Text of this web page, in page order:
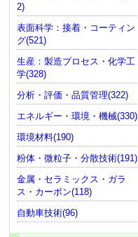
2)
表面科学：接着・コーティン
グ(521)
生産：製造プロセス・化学工
学(328)
分析・評価・品質管理(322)
エネルギー・環境・機械(330)
環境材料(190)
粉体・微粒子・分散技術(191)
金属・セラミックス・ガラ
ス・カーボン(118)
自動車技術(96)